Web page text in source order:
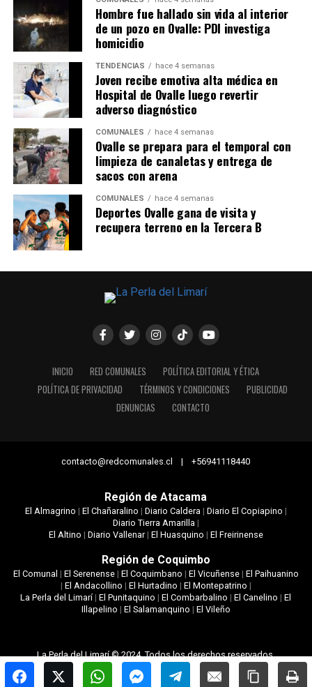
Hombre fue hallado sin vida al interior
de un pozo en Ovalle: PDI investiga
homicidio
TENDENCIAS hace 4 semanas
Joven recibe emotiva alta médica en
Hospital de Ovalle luego revertir
adverso diagnóstico
COMUNALES hace 4 semanas
Ovalle se prepara para el temporal con
limpieza de canaletas y entrega de
sacos con arena
COMUNALES hace 4 semanas
Deportes Ovalle gana de visita y
recupera terreno en la Tercera B
INICIO RED COMUNALES
POLÍTICA EDITORIAL Y ÉTICA
POLÍTICA DE PRIVACIDAD
TÉRMINOS Y CONDICIONES
PUBLICIDAD
DENUNCIAS
CONTACTO
contacto@redcomunales.cl | +56941118440
Región de Atacama
El Almagrino | El Chañaralino | Diario Caldera | Diario El Copiapino |
Diario Tierra Amarilla |
El Altino | Diario Vallenar| El Huasquino | El Freirinense
Región de Coquimbo
El Comunal | El Serenense| El Coquimbano | El Vicuñense| El Paihuanino
| El Andacollino | El Hurtadino | El Montepatrino |
La Perla del Limarí|El Punitaquino |El Combarbalino |El Canelino |El
Illapelino | El Salamanquino | El Vileño
La Perla del Limarí © 2024. Todos los derechos reservados.